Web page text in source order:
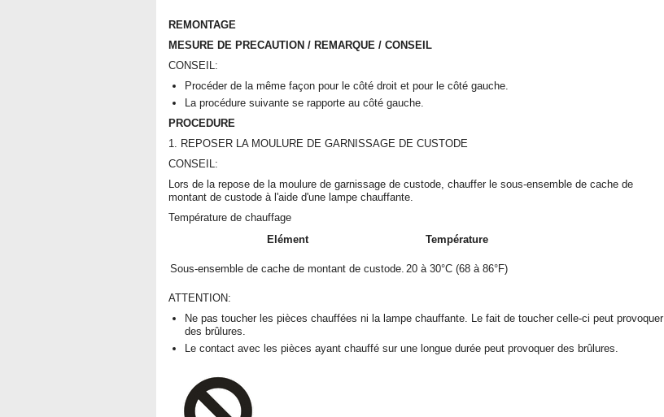
REMONTAGE
MESURE DE PRECAUTION / REMARQUE / CONSEIL
CONSEIL:
Procéder de la même façon pour le côté droit et pour le côté gauche.
La procédure suivante se rapporte au côté gauche.
PROCEDURE
1. REPOSER LA MOULURE DE GARNISSAGE DE CUSTODE
CONSEIL:
Lors de la repose de la moulure de garnissage de custode, chauffer le sous-ensemble de cache de
montant de custode à l'aide d'une lampe chauffante.
Température de chauffage
Elément
Température
Sous-ensemble de cache de montant de custode. 20 à 30°C (68 à 86°F)
ATTENTION:
Ne pas toucher les pièces chauffées ni la lampe chauffante. Le fait de toucher celle-ci peut provoquer
des brûlures.
Le contact avec les pièces ayant chauffé sur une longue durée peut provoquer des brûlures.